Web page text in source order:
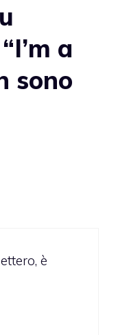
a
sono
è